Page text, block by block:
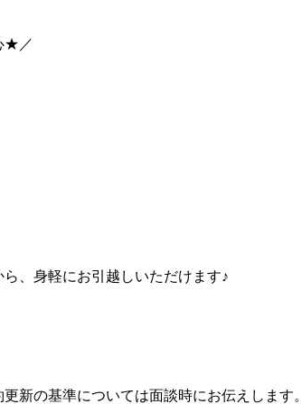
★／
、身軽にお引越しいただけます♪
新の基準については面談時にお伝えします。